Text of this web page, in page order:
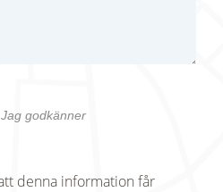
Jag godkänner
denna information får